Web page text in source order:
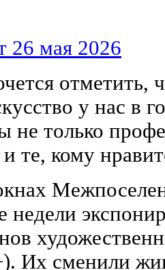
26 мая 2026
отметить,
у нас в
не только
те, кому
недели
Их сменили